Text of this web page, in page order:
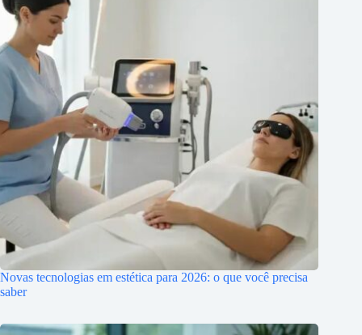
Novas tecnologias em estética para 2026: o que você precisa
saber